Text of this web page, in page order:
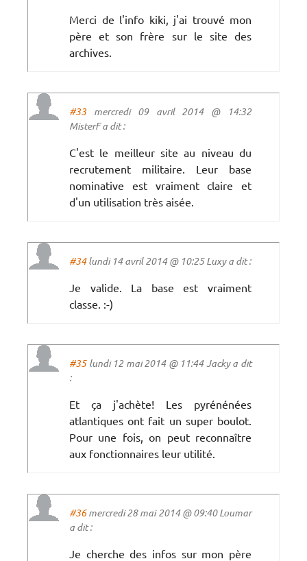
Merci de l'info kiki, j'ai trouvé mon
père et son frère sur le site des
archives.
#33 mercredi 09 avril 2014 @ 14:32
MisterF a dit :
C'est le meilleur site au niveau du
recrutement militaire. Leur base
nominative est vraiment claire et
d'un utilisation très aisée.
#34lundi 14 avril 2014 @ 10:25 Luxy a dit :
Je valide. La base est vraiment
classe. :-)
#35lundi 12 mai 2014 @ 11:44 Jacky a dit
:
Et ça j'achète! Les pyrénénées
atlantiques ont fait un super boulot.
Pour une fois, on peut reconnaître
aux fonctionnaires leur utilité.
#36mercredi 28 mai 2014 @ 09:40 Loumar
a dit :
Je cherche des infos sur mon père